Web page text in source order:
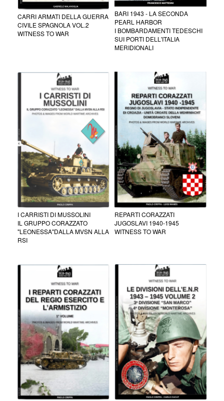
CARRI ARMATI DELLA GUERRA
CIVILE SPAGNOLA VOL.2
WITNESS TO WAR
BARI 1943 - LA SECONDA
PEARL HARBOR
I BOMBARDAMENTI TEDESCHI
SUI PORTI DELL'ITALIA
MERIDIONALI
I CARRISTI DI MUSSOLINI
IL GRUPPO CORAZZATO
"LEONESSA"DALLA MVSN ALLA
RSI
REPARTI CORAZZATI
JUGOSLAVI 1940-1945
WITNESS TO WAR